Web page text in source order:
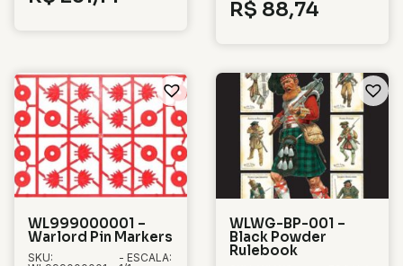
R$ 88,74
WL999000001 –
Warlord Pin Markers
SKU:
- ESCALA:
WLWG-BP-001 –
Black Powder
Rulebook